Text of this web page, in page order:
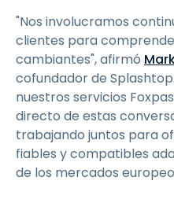
"Nos involucramos
clientes para
cambiantes", afirmó
cofundador de
nuestros servicios
directo de estas
trabajando juntos para
fiables y compatibles
de los mercados